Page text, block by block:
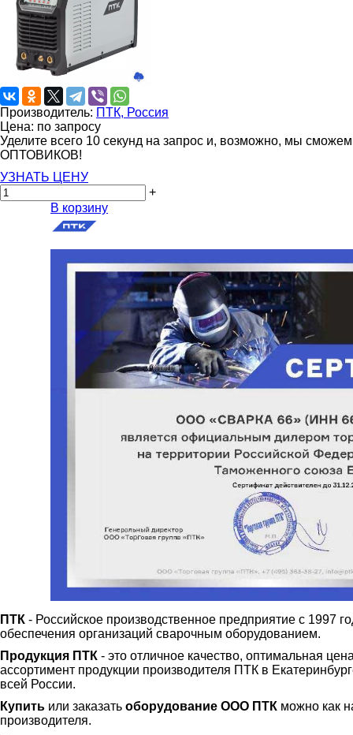
Производитель: ПТК, Россия
Цена: по запросу
Уделите всего 10 секунд на запрос и, возможно, мы
ОПТОВИКОВ!
УЗНАТЬ ЦЕНУ
+
В корзину
ПТК - Российское производственное предприятие с 1997
обеспечения организаций сварочным оборудованием.
Продукция ПТК - это отличное качество, оптимальная
ассортимент продукции производителя ПТК в
всей России.
Купить или заказать оборудование ООО ПТК можно как
производителя.